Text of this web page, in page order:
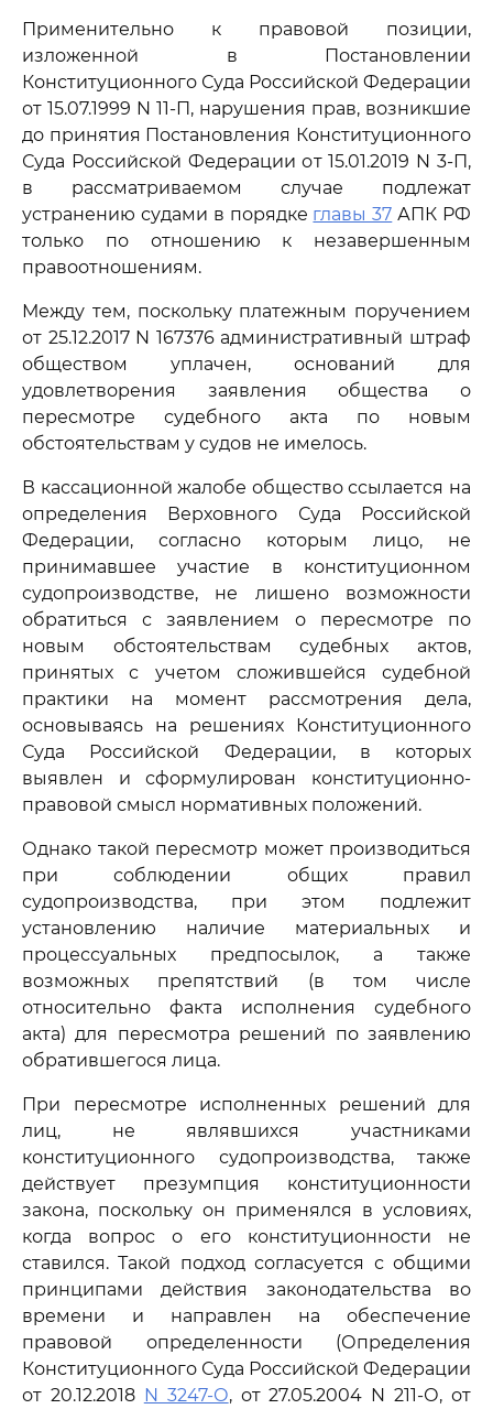
Применительно к правовой позиции,
изложенной в Постановлении
Конституционного Суда Российской Федерации
от 15.07.1999 N 11-П, нарушения прав, возникшие
до принятия Постановления Конституционного
Суда Российской Федерации от 15.01.2019 N 3-П,
в рассматриваемом случае подлежат
устранению судами в порядке главы 37 АПК РФ
только по отношению к незавершенным
правоотношениям.
Между тем, поскольку платежным поручением
от 25.12.2017 N 167376 административный штраф
обществом уплачен, оснований для
удовлетворения заявления общества о
пересмотре судебного акта по новым
обстоятельствам у судов не имелось.
В кассационной жалобе общество ссылается на
определения Верховного Суда Российской
Федерации, согласно которым лицо, не
принимавшее участие в конституционном
судопроизводстве, не лишено возможности
обратиться с заявлением о пересмотре по
новым обстоятельствам судебных актов,
принятых с учетом сложившейся судебной
практики на момент рассмотрения дела,
основываясь на решениях Конституционного
Суда Российской Федерации, в которых
выявлен и сформулирован конституционно-
правовой смысл нормативных положений.
Однако такой пересмотр может производиться
при соблюдении общих правил
судопроизводства, при этом подлежит
установлению наличие материальных и
процессуальных предпосылок, а также
возможных препятствий (в том числе
относительно факта исполнения судебного
акта) для пересмотра решений по заявлению
обратившегося лица.
При пересмотре исполненных решений для
лиц, не являвшихся участниками
конституционного судопроизводства, также
действует презумпция конституционности
закона, поскольку он применялся в условиях,
когда вопрос о его конституционности не
ставился. Такой подход согласуется с общими
принципами действия законодательства во
времени и направлен на обеспечение
правовой определенности (Определения
Конституционного Суда Российской Федерации
от 20.12.2018 N 3247-О, от 27.05.2004 N 211-О, от